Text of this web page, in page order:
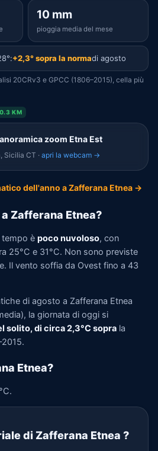
10 mm
pioggia media del mese
+2,3° sopra la normadi agosto
20CRv3 e GPCC (1806–2015), cella più
KM
zoom Etna Est
Sicilia CT · apri la webcam →
dell'anno a Zafferana Etnea →
Zafferana Etnea?
tempo è poco nuvoloso, con
25°C e 31°C. Non sono previste
Il vento soffia da Ovest fino a 43
di agosto a Zafferana Etnea
la giornata di oggi si
solito, di circa 2,3°C sopra la
Etnea?
di Zafferana Etnea ?